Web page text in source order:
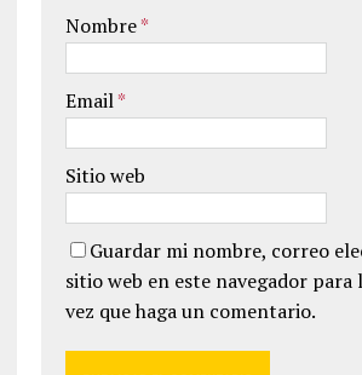
Nombre*
Email*
Sitio web
Guardar mi nombre, correo
sitio web en este navegador para
vez que haga un comentario.